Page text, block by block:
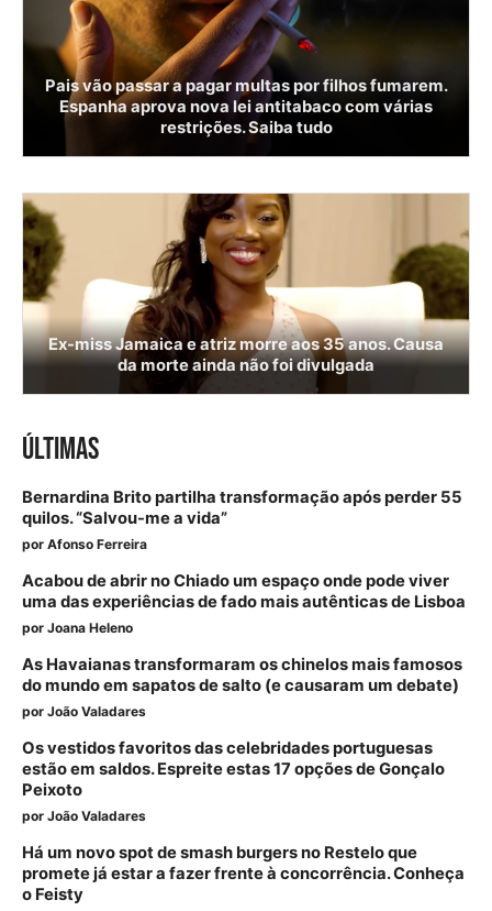
Pais vão passar a pagar multas por filhos fumarem.
Espanha aprova nova lei antitabaco com várias
restrições. Saiba tudo
Ex-miss Jamaica e atriz morre aos 35 anos. Causa
da morte ainda não foi divulgada
ÚLTIMAS
Bernardina Brito partilha transformação após perder 55
quilos. “Salvou-me a vida”
por Afonso Ferreira
Acabou de abrir no Chiado um espaço onde pode viver
uma das experiências de fado mais autênticas de Lisboa
por Joana Heleno
As Havaianas transformaram os chinelos mais famosos
do mundo em sapatos de salto (e causaram um debate)
por João Valadares
Os vestidos favoritos das celebridades portuguesas
estão em saldos. Espreite estas 17 opções de Gonçalo
Peixoto
por João Valadares
Há um novo spot de smash burgers no Restelo que
promete já estar a fazer frente à concorrência. Conheça
o Feisty